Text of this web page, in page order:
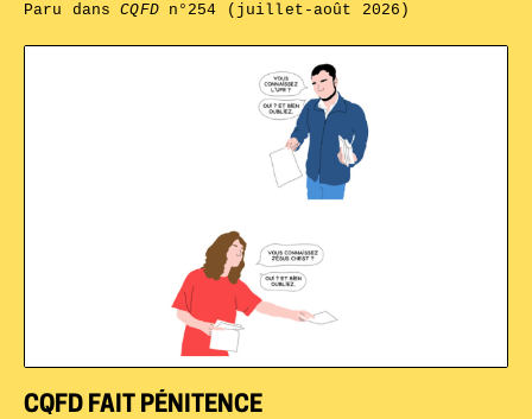
CQFD FAIT PÉNITENCE
Paru dansCQFDn°254 (juillet-août 2026)